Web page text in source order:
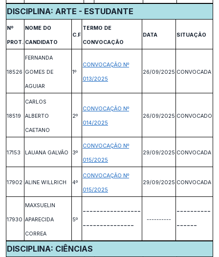
DISCIPLINA: ARTE - ESTUDANTE
Nº
PROT.
NOME DO
CANDIDATO
C.F
TERMO DE
CONVOCAÇÃO
DATA SITUAÇÃO
18526
FERNANDA
GOMES DE
AGUIAR
1º
CONVOCAÇÃO Nº
013/2025
26/09/2025 CONVOCADA
18519
CARLOS
ALBERTO
CAETANO
2º
CONVOCAÇÃO Nº
014/2025
26/09/2025 CONVOCADO
17153 LAUANA GALVÃO 3º
CONVOCAÇÃO Nº
015/2025
29/09/2025 CONVOCADA
17902 ALINE WILLRICH 4º
CONVOCAÇÃO Nº
015/2025
29/09/2025 CONVOCADA
17930
MAXSUELIN
APARECIDA
CORREA
5º
-----------------
---------------
----------
----------
------
DISCIPLINA: CIÊNCIAS